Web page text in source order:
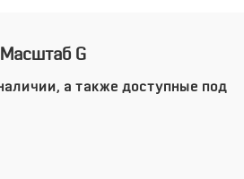
G
а также доступные под